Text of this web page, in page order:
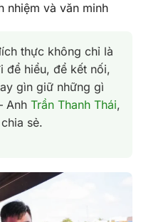
nhiệm và văn minh
thực không chỉ là
để hiểu, để kết nối,
gìn giữ những gì
Anh Trần Thanh Thái,
sẻ.